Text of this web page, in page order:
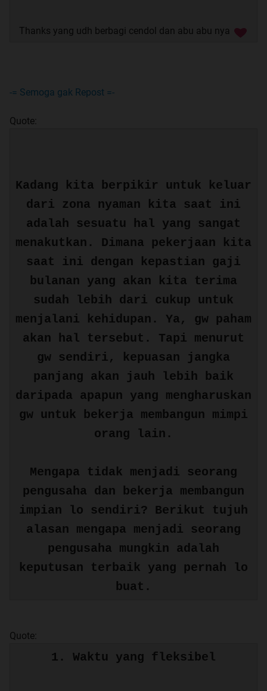
Thanks yang udh berbagi cendol dan abu abu nya
-= Semoga gak Repost =-
Quote:
Kadang kita berpikir untuk keluar
dari zona nyaman kita saat ini
adalah sesuatu hal yang sangat
menakutkan. Dimana pekerjaan kita
saat ini dengan kepastian gaji
bulanan yang akan kita terima
sudah lebih dari cukup untuk
menjalani kehidupan. Ya, gw paham
akan hal tersebut. Tapi menurut
gw sendiri, kepuasan jangka
panjang akan jauh lebih baik
daripada apapun yang mengharuskan
gw untuk bekerja membangun mimpi
orang lain.
Mengapa tidak menjadi seorang
pengusaha dan bekerja membangun
impian lo sendiri? Berikut tujuh
alasan mengapa menjadi seorang
pengusaha mungkin adalah
keputusan terbaik yang pernah lo
buat.
Quote:
1. Waktu yang fleksibel